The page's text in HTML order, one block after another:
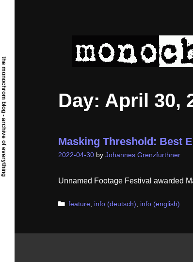
Day: April 30,
Masking Threshold: Best
2022-04-30 by Johannes Grenzfurthner
Unnamed Footage Festival awarded
Categories
feature, info (deutsch) info (english)
the monochrom blog - archive of everything